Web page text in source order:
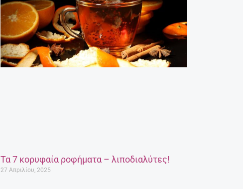
Τα 7 κορυφαία ροφήματα – λιποδιαλύτες!
27 Απριλίου, 2025